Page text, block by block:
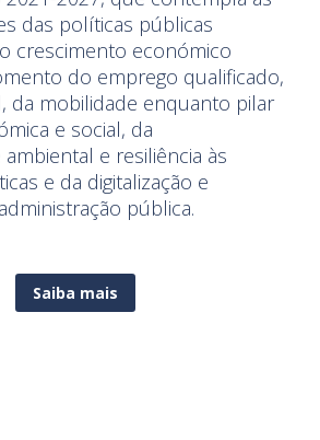
das políticas públicas
crescimento económico
do emprego qualificado,
da mobilidade enquanto pilar
e social, da
e resiliência às
e da digitalização e
pública.
Saiba mais